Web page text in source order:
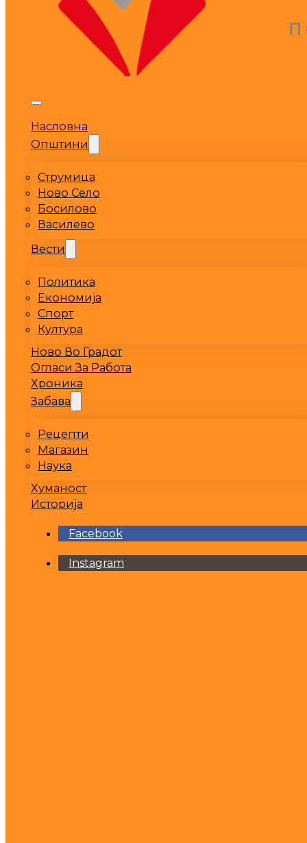
Насловна
Општини
Струмица
Ново Село
Босилово
Василево
Вести
Политика
Економија
Спорт
Култура
Ново Во Градот
Огласи За Работа
Хроника
Забава
Рецепти
Магазин
Наука
Хуманост
Историја
Facebook
Instagram